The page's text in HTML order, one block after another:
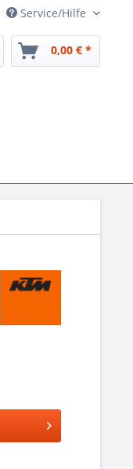
Service/Hilfe
0,00 € *